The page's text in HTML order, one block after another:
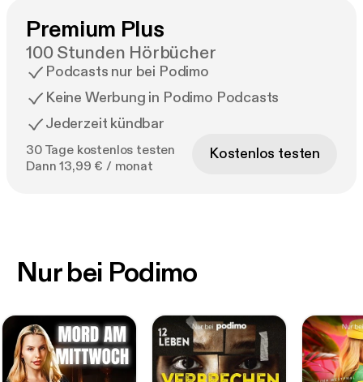
Premium Plus
100 Stunden Hörbücher
Podcasts nur bei Podimo
Keine Werbung in Podimo Podcasts
Jederzeit kündbar
30 Tage kostenlos testen
Dann 13,99 € / monat
Kostenlos testen
Nur bei Podimo